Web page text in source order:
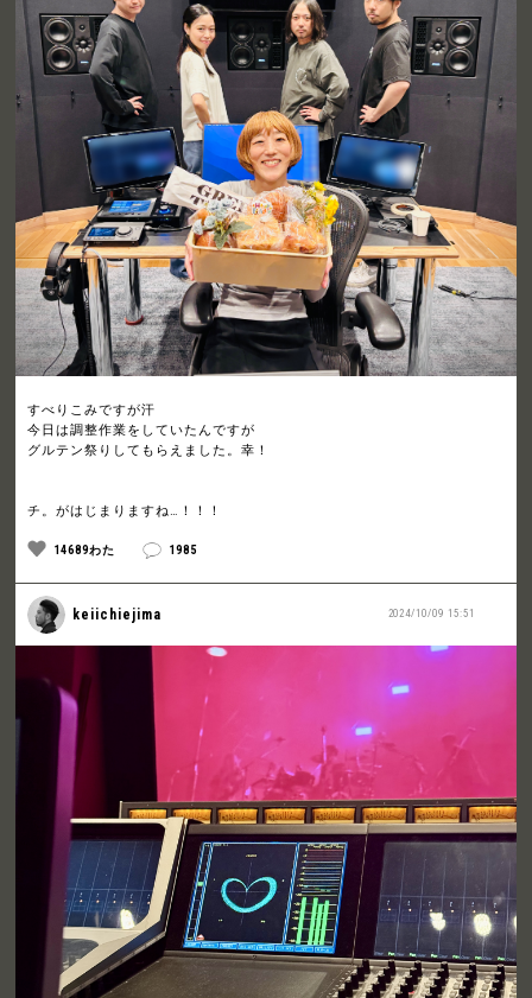
すべりこみですが汗
今日は調整作業をしていたんですが
グルテン祭りしてもらえました。幸！
チ。がはじまりますね…！！！
14689わた 1985
2024/10/09 15:51
keiichiejima